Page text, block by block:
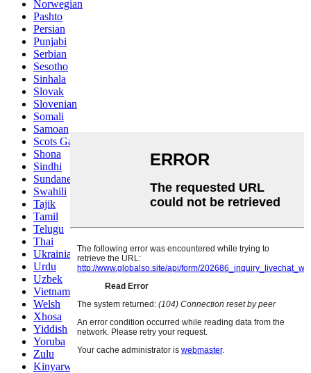
Norwegian
Pashto
Persian
Punjabi
Serbian
Sesotho
Sinhala
Slovak
Slovenian
Somali
Samoan
Scots Gaelic
Shona
Sindhi
Sundanese
Swahili
Tajik
Tamil
Telugu
Thai
Ukrainian
Urdu
Uzbek
Vietnamese
Welsh
Xhosa
Yiddish
Yoruba
Zulu
Kinyarwanda